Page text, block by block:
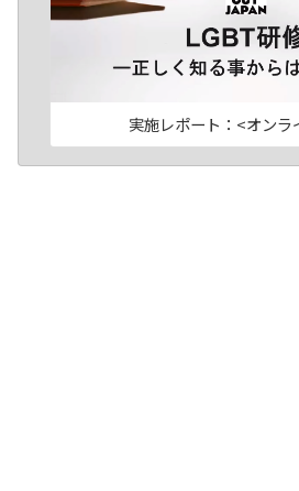
実施レポート：<オンラ